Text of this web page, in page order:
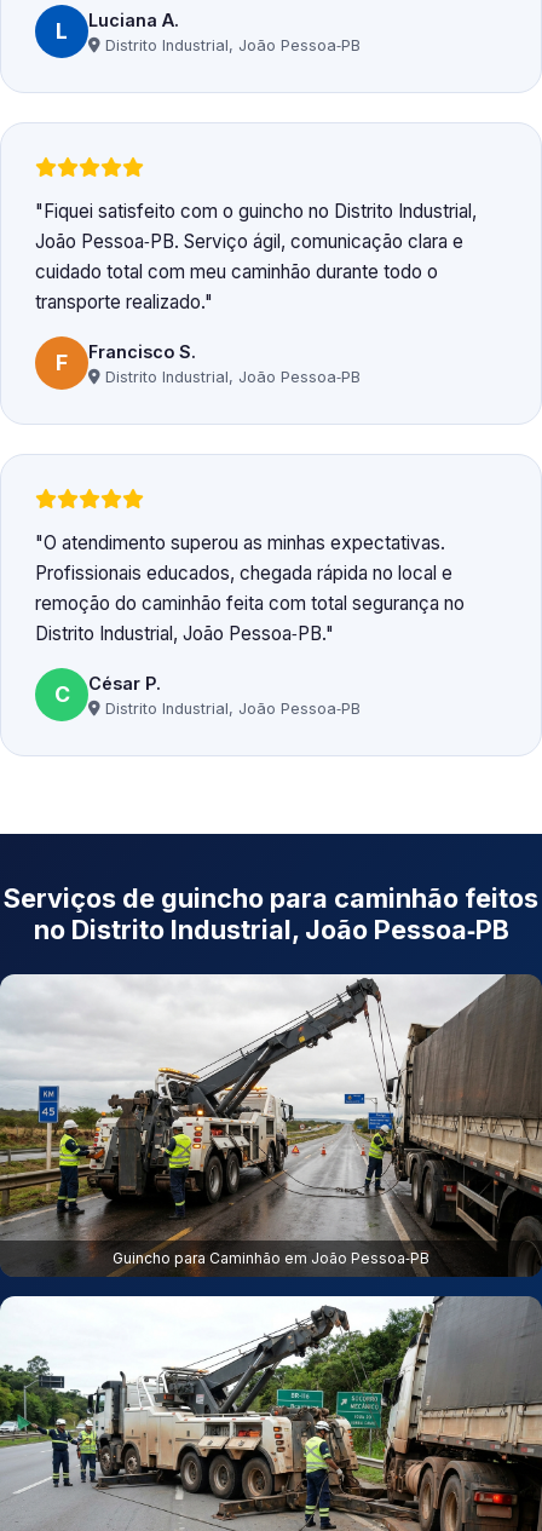
L Luciana A.
Distrito Industrial, João Pessoa‑PB
Fiquei satisfeito com o guincho no Distrito Industrial,
João Pessoa‑PB. Serviço ágil, comunicação clara e
cuidado total com meu caminhão durante todo o
transporte realizado.
F Francisco S.
Distrito Industrial, João Pessoa‑PB
O atendimento superou as minhas expectativas.
Profissionais educados, chegada rápida no local e
remoção do caminhão feita com total segurança no
Distrito Industrial, João Pessoa‑PB.
C César P.
Distrito Industrial, João Pessoa‑PB
Serviços de guincho para caminhão feitos
no Distrito Industrial, João Pessoa‑PB
Guincho para Caminhão em João Pessoa‑PB